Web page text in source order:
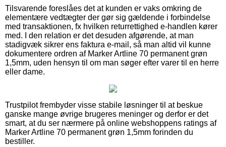
Tilsvarende foreslåes det at kunden er vaks omkring de
elementære vedtægter der gør sig gældende i forbindelse
med transaktionen, fx hvilken returrettighed e-handlen kører
med. I den relation er det desuden afgørende, at man
stadigvæk sikrer ens faktura e-mail, så man altid vil kunne
dokumentere ordren af Marker Artline 70 permanent grøn
1,5mm, uden hensyn til om man søger efter varer til en herre
eller dame.
Trustpilot frembyder visse stabile løsninger til at beskue
ganske mange øvrige brugeres meninger og derfor er det
smart, at du ser nærmere på online webshoppens ratings af
Marker Artline 70 permanent grøn 1,5mm forinden du
bestiller.